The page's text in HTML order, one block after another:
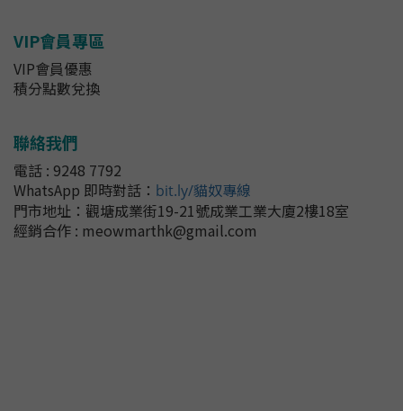
VIP會員專區
VIP會員優惠
積分點數兌換
聯絡我們
電話 : 9248 7792
WhatsApp 即時對話 ： bit.ly/貓奴專線
門市地址： 觀塘成業街19-21號成業工業大廈2樓18室
經銷合作 : meowmarthk@gmail.com